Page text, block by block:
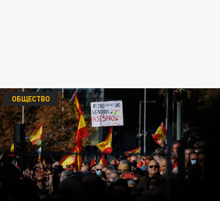
ОБЩЕСТВО